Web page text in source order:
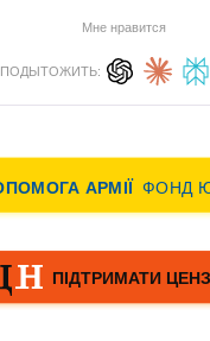
Мне нравится
ПОДЫТОЖИТЬ: